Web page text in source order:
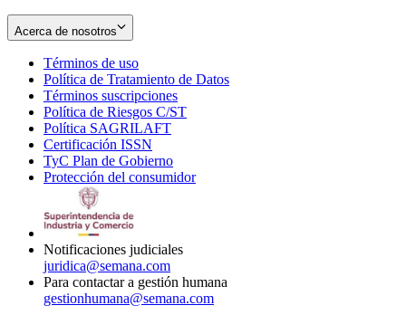
Acerca de nosotros
Términos de uso
in
new
window
Política de Tratamiento de Datos
Términos suscripciones
in
Política de Riesgos C/ST
Política SAGRILAFT
new
window
Certificación ISSN
in
new
TyC Plan de Gobierno
in
Protección del consumidorOpens
Notificaciones judiciales
juridica@semana.com
Para contactar a gestión humana
gestionhumana@semana.com